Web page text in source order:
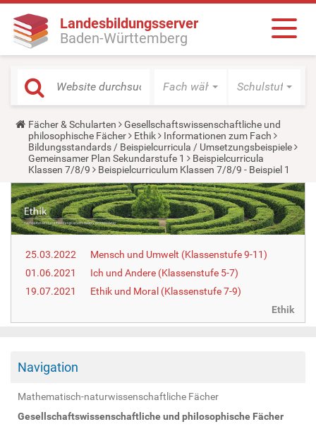
Landesbildungsserver
Baden-Württemberg
Fach wählen Schulstufe
Y
o
u
a
r
e
h
e
r
e
:
Fächer & Schularten
Gesellschaftswissenschaftliche und
philosophische Fächer
Ethik
Informationen zum Fach
Bildungsstandards / Beispielcurricula / Umsetzungsbeispiele
Gemeinsamer Plan Sekundarstufe 1
Beispielcurricula
Klassen 7/8/9
Beispielcurriculum Klassen 7/8/9 - Beispiel 1
25.03.2022
Mensch und Umwelt (Klassenstufe 9-11)
01.06.2021
Ich und Andere (Klassenstufe 5-7)
19.07.2021
Ethik und Moral (Klassenstufe 7-9)
Ethik
Navigation
Mathematisch-naturwissenschaftliche Fächer
Gesellschaftswissenschaftliche und philosophische Fächer